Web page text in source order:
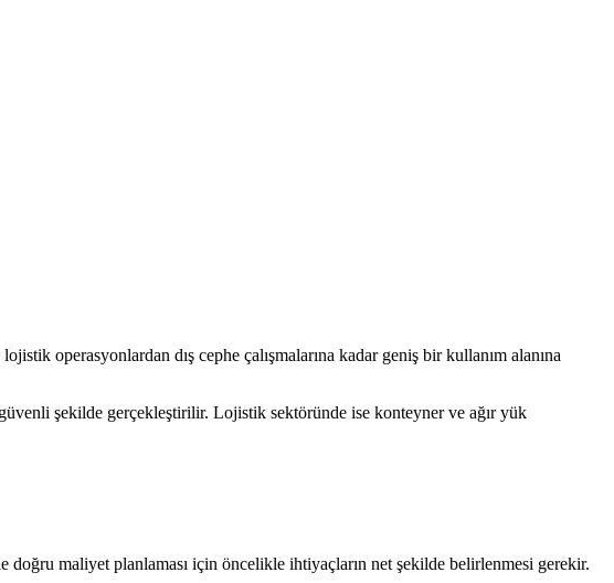
operasyonlardan dış cephe çalışmalarına kadar geniş bir kullanım alanına
şekilde gerçekleştirilir. Lojistik sektöründe ise konteyner ve ağır yük
maliyet planlaması için öncelikle ihtiyaçların net şekilde belirlenmesi gerekir.